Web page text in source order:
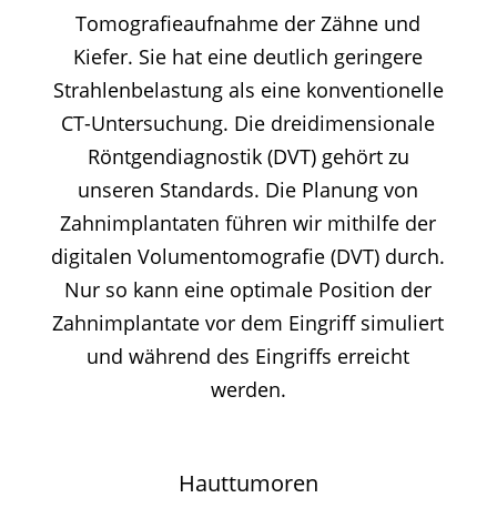
Tomografieaufnahme der Zähne und
Kiefer. Sie hat eine deutlich geringere
Strahlenbelastung als eine konventionelle
CT-Untersuchung. Die dreidimensionale
Röntgendiagnostik (DVT) gehört zu
unseren Standards. Die Planung von
Zahnimplantaten führen wir mithilfe der
digitalen Volumentomografie (DVT) durch.
Nur so kann eine optimale Position der
Zahnimplantate vor dem Eingriff simuliert
und während des Eingriffs erreicht
werden.
Hauttumoren